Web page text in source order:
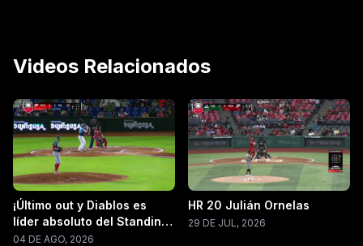
Videos Relacionados
¡Último out y Diablos es
líder absoluto del Standing
LMB 2026!
04 DE AGO, 2026
HR 20 Julián Ornelas
29 DE JUL, 2026